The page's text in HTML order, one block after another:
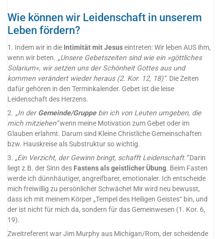
Wie können wir Leidenschaft in unserem
Leben fördern?
1. Indem wir in die Intimität mit Jesuseintreten: Wir leben AUS ihm,
wenn wir beten. „Unsere Gebetszeiten sind wie ein »göttliches
Solarium«, wir setzen uns der Schönheit Gottes aus und
kommen verändert wieder heraus (2. Kor. 12, 18)“. Die Zeiten
dafür gehören in den Terminkalender. Gebet ist die leise
Leidenschaft des Herzens.
2. „In derGemeinde/Gruppebin ich von Leuten umgeben, die
mich mitziehen“wenn meine Motivation zum Gebet oder im
Glauben erlahmt. Darum sind Kleine Christliche Gemeinschaften
bzw. Hauskreise als Substruktur so wichtig.
3. „Ein Verzicht, der Gewinn bringt, schafft Leidenschaft.“Darin
liegt z.B. der Sinn des Fastens als geistlicher Übung. Beim Fasten
werde ich dünnhäutiger, angreifbarer, emotionaler. Ich entscheide
mich freiwillig zu persönlicher Schwäche! Mir wird neu bewusst,
dass ich mit meinem Körper „Tempel des Heiligen Geistes“ bin, und
der ist nicht für mich da, sondern für das Gemeinwesen (1. Kor. 6,
19).
Zweitreferent war Jim Murphy aus Michigan/Rom, der scheidende